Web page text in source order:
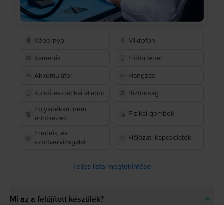
Képernyő Mikrofon
Kamerák Előtörténet
Akkumulátor Hangzás
Külső esztétikai állapot
Biztonság
Folyadékkal nem
érintkezett
Fizikai gombok
Eredet-, és
szoftvervizsgálat
Hálózati kapcsolatok
Teljes lista megtekintése
Mi az a felújított készülék?